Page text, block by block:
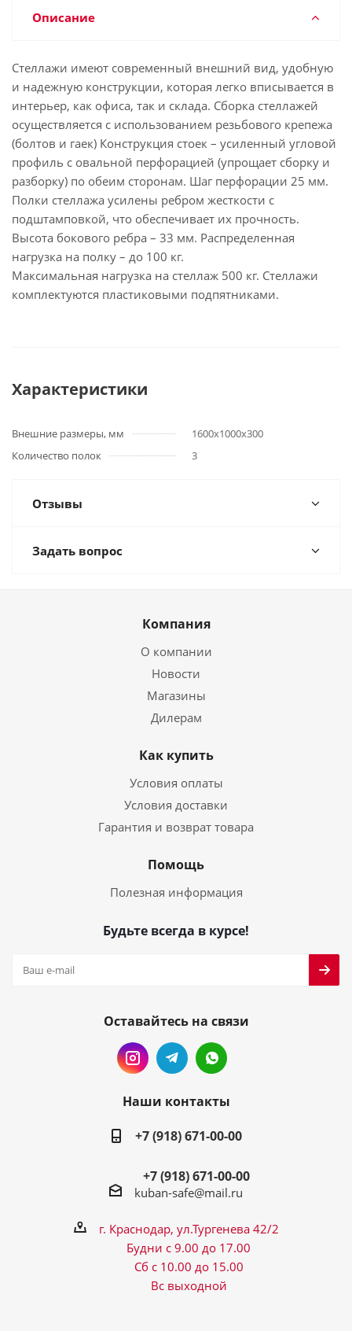
Описание
Стеллажи имеют современный внешний вид, удобную
и надежную конструкции, которая легко вписывается в
интерьер, как офиса, так и склада. Сборка стеллажей
осуществляется с использованием резьбового крепежа
(болтов и гаек) Конструкция стоек – усиленный угловой
профиль с овальной перфорацией (упрощает сборку и
разборку) по обеим сторонам. Шаг перфорации 25 мм.
Полки стеллажа усилены ребром жесткости с
подштамповкой, что обеспечивает их прочность.
Высота бокового ребра – 33 мм. Распределенная
нагрузка на полку – до 100 кг.
Максимальная нагрузка на стеллаж 500 кг. Стеллажи
комплектуются пластиковыми подпятниками.
Характеристики
Внешние размеры, мм
1600х1000х300
Количество полок
3
Отзывы
Задать вопрос
Компания
О компании
Новости
Магазины
Дилерам
Как купить
Условия оплаты
Условия доставки
Гарантия и возврат товара
Помощь
Полезная информация
Будьте всегда в курсе!
Оставайтесь на связи
Наши контакты
+7 (918) 671-00-00
+7 (918) 671-00-00
kuban-safe@mail.ru
г. Краснодар, ул.Тургенева 42/2
Будни с 9.00 до 17.00
Сб с 10.00 до 15.00
Вс выходной